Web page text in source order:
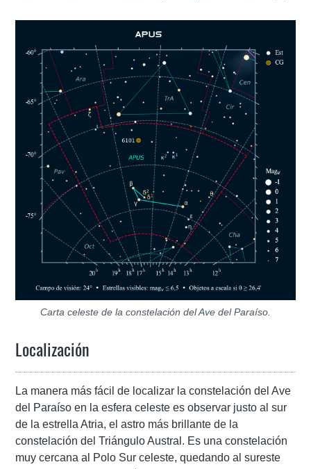
Carta celeste de la constelación del Ave del Paraíso.
Localización
La manera más fácil de localizar la constelación del Ave
del Paraíso en la esfera celeste es observar justo al sur
de la estrella Atria, el astro más brillante de la
constelación del Triángulo Austral. Es una constelación
muy cercana al Polo Sur celeste, quedando al sureste